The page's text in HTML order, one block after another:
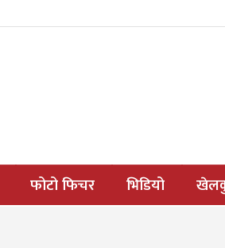
फोटो फिचर भिडियो